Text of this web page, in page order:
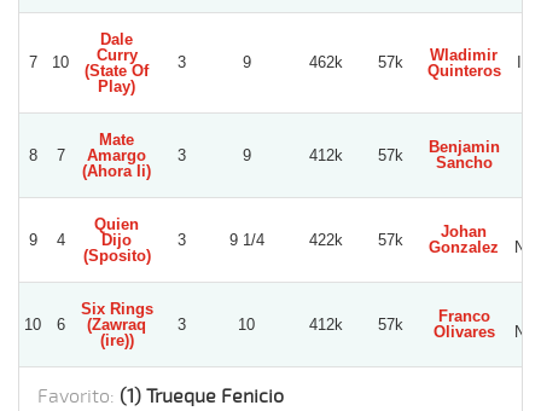
7 10
Dale
Curry
(State Of
Play)
3 9 462k 57k
Wladimir
Quinteros
8 7
Mate
Amargo
(Ahora Ii)
3 9 412k 57k
Benjamin
Sancho
9 4
Quien
Dijo
(Sposito)
3 9 1/4 422k 57k
Johan
Gonzalez
10 6
Six Rings
(Zawraq
(ire))
3 10 412k 57k
Franco
Olivares
Favorito: (1) Trueque Fenicio